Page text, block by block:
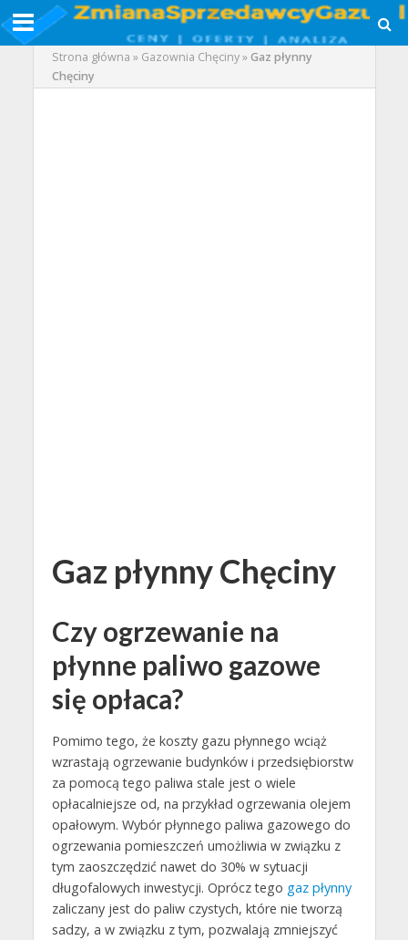
Strona główna » Gazownia Chęciny»Gaz płynny
Chęciny
Gaz płynny Chęciny
Czy ogrzewanie na
płynne paliwo gazowe
się opłaca?
Pomimo tego, że koszty gazu płynnego wciąż
wzrastają ogrzewanie budynków i przedsiębiorstw
za pomocą tego paliwa stale jest o wiele
opłacalniejsze od, na przykład ogrzewania olejem
opałowym. Wybór płynnego paliwa gazowego do
ogrzewania pomieszczeń umożliwia w związku z
tym zaoszczędzić nawet do 30% w sytuacji
długofalowych inwestycji. Oprócz tego gaz płynny
zaliczany jest do paliw czystych, które nie tworzą
sadzy, a w związku z tym, pozwalają zmniejszyć